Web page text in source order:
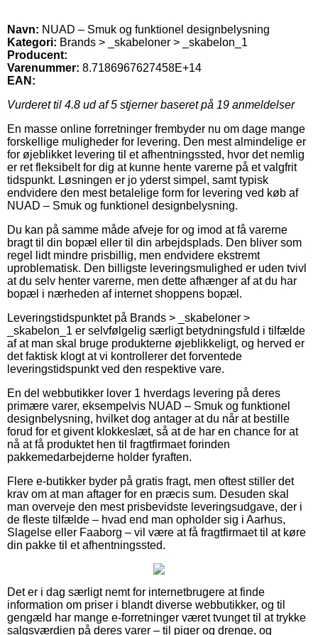
Navn: NUAD – Smuk og funktionel designbelysning
Kategori: Brands > _skabeloner > _skabelon_1
Producent:
Varenummer: 8.7186967627458E+14
EAN:
Vurderet til 4.8 ud af 5 stjerner baseret på 19 anmeldelser
En masse online forretninger frembyder nu om dage mange
forskellige muligheder for levering. Den mest almindelige er
for øjeblikket levering til et afhentningssted, hvor det nemlig
er ret fleksibelt for dig at kunne hente varerne på et valgfrit
tidspunkt. Løsningen er jo yderst simpel, samt typisk
endvidere den mest betalelige form for levering ved køb af
NUAD – Smuk og funktionel designbelysning.
Du kan på samme måde afveje for og imod at få varerne
bragt til din bopæl eller til din arbejdsplads. Den bliver som
regel lidt mindre prisbillig, men endvidere ekstremt
uproblematisk. Den billigste leveringsmulighed er uden tvivl
at du selv henter varerne, men dette afhænger af at du har
bopæl i nærheden af internet shoppens bopæl.
Leveringstidspunktet på Brands > _skabeloner >
_skabelon_1 er selvfølgelig særligt betydningsfuld i tilfælde
af at man skal bruge produkterne øjeblikkeligt, og herved er
det faktisk klogt at vi kontrollerer det forventede
leveringstidspunkt ved den respektive vare.
En del webbutikker lover 1 hverdags levering på deres
primære varer, eksempelvis NUAD – Smuk og funktionel
designbelysning, hvilket dog antager at du når at bestille
forud for et givent klokkeslæt, så at de har en chance for at
nå at få produktet hen til fragtfirmaet forinden
pakkemedarbejderne holder fyraften.
Flere e-butikker byder på gratis fragt, men oftest stiller det
krav om at man aftager for en præcis sum. Desuden skal
man overveje den mest prisbevidste leveringsudgave, der i
de fleste tilfælde – hvad end man opholder sig i Aarhus,
Slagelse eller Faaborg – vil være at få fragtfirmaet til at køre
din pakke til et afhentningssted.
Det er i dag særligt nemt for internetbrugere at finde
information om priser i blandt diverse webbutikker, og til
gengæld har mange e-forretninger været tvunget til at trykke
salgsværdien på deres varer – til piger og drenge, og